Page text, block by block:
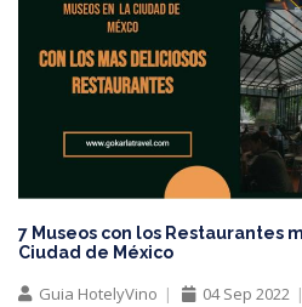
7 Museos con los Restaurantes
Ciudad de México
Guia HotelyVino 04 Sep 2022